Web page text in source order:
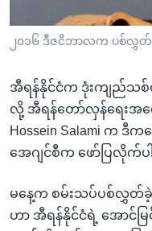
ကျော်
ရှာဖွေ
ကျော်
ဗွီအိုအေ လူမှုကွန်ယက်များ
ဘာသာစကားများ
၂၀၁၆ ဒီဇငိဘာလက ပစ်လွှ
အီရန်နိုင်ငံက ဒုံးကျည်
လို့ အီရန်တော်လှန်ရေးအစ
Hossein Salami က ဒီ
အေဂျင်စီက ဖော်ပြလိုက်
မနေ့က စမ်းသပ်ပစ်လွှတ်
ဟာ အီရန်နိုင်ငံရဲ့ အောင်